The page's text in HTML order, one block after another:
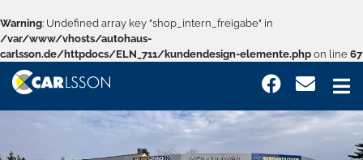
Warning: Undefined array key "shop_intern_freigabe" in
/var/www/vhosts/autohaus-
carlsson.de/httpdocs/ELN_711/kundendesign-elemente.php on line 67